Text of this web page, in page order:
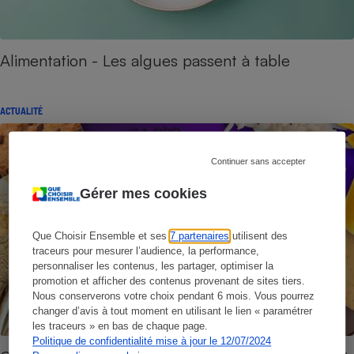
Gérer mes cookies
Que Choisir Ensemble et ses7 partenaires utilisent des
traceurs pour mesurer l’audience, la performance,
personnaliser les contenus, les partager, optimiser la
promotion et afficher des contenus provenant de sites tiers.
Nous conserverons votre choix pendant 6 mois. Vous pourrez
changer d’avis à tout moment en utilisant le lien « paramétrer
les traceurs » en bas de chaque page.
Politique de confidentialité mise à jour le 12/07/2024
Continuer sans accepter
Alimentation - Les algues passent à table
ACTUALITÉ